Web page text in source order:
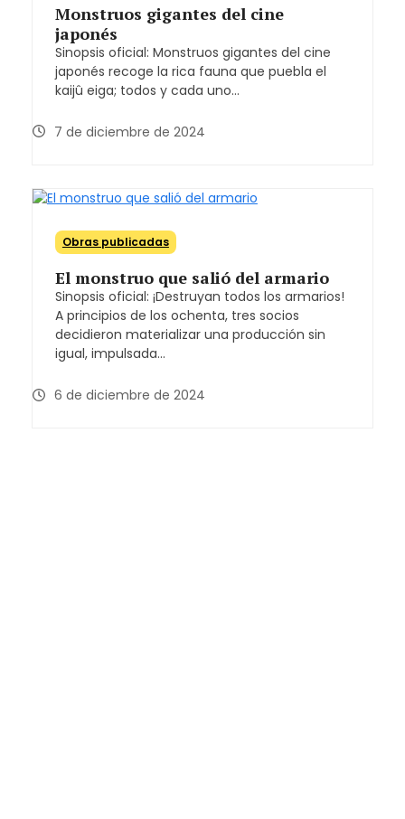
Monstruos gigantes del cine
japonés
Sinopsis oficial: Monstruos gigantes del cine
japonés recoge la rica fauna que puebla el
kaijû eiga; todos y cada uno…
7 de diciembre de 2024
Obras publicadas
El monstruo que salió del armario
Sinopsis oficial: ¡Destruyan todos los armarios!
A principios de los ochenta, tres socios
decidieron materializar una producción sin
igual, impulsada…
6 de diciembre de 2024